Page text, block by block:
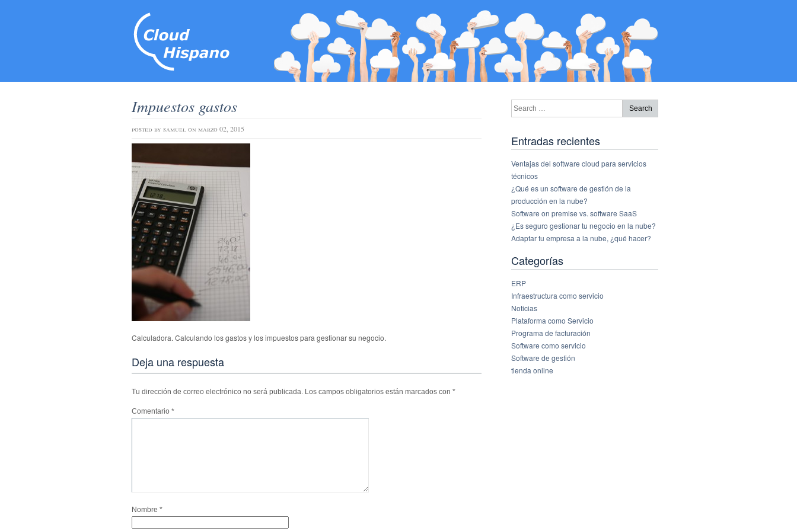
Impuestos gastos
posted by samuel on marzo 02, 2015
Calculadora. Calculando los gastos y los impuestos para gestionar su negocio.
Deja una respuesta
Tu dirección de correo electrónico no será publicada. Los campos obligatorios están marcados con *
Comentario *
Nombre *
Entradas recientes
Ventajas del software cloud para servicios
técnicos
¿Qué es un software de gestión de la
producción en la nube?
Software on premise vs. software SaaS
¿Es seguro gestionar tu negocio en la nube?
Adaptar tu empresa a la nube, ¿qué hacer?
Categorías
ERP
Infraestructura como servicio
Noticias
Plataforma como Servicio
Programa de facturación
Software como servicio
Software de gestión
tienda online